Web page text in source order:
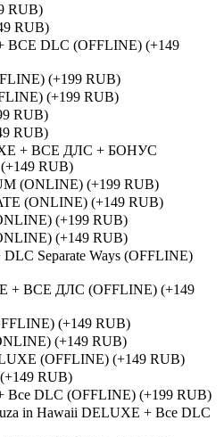
RUB)
RUB)
+ ВСЕ DLC (OFFLINE) (+149
(+199 RUB)
(+199 RUB)
RUB)
RUB)
+ ВСЕ ДЛС + БОНУС
(+149 RUB)
(ONLINE) (+199 RUB)
(ONLINE) (+149 RUB)
(+199 RUB)
(+149 RUB)
DLC Separate Ways (OFFLINE)
+ ВСЕ ДЛС (OFFLINE) (+149
(+149 RUB)
(+149 RUB)
(OFFLINE) (+149 RUB)
(+149 RUB)
Все DLC (OFFLINE) (+199 RUB)
in Hawaii DELUXE + Все DLC